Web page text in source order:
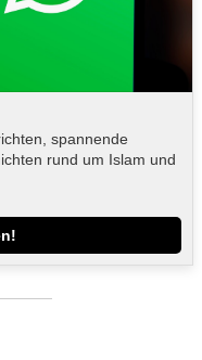
spannende
rund um Islam und